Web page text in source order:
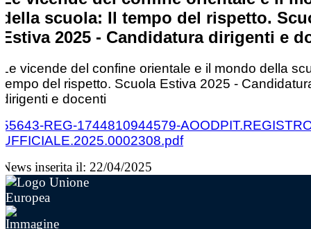
della scuola: Il tempo del rispetto.
Estiva 2025 - Candidatura dirigenti e
Le vicende del confine orientale e il mondo della
tempo del rispetto. Scuola Estiva 2025 -
dirigenti e docenti
55643-REG-1744810944579-
UFFICIALE.2025.0002308.pdf
News inserita il: 22/04/2025